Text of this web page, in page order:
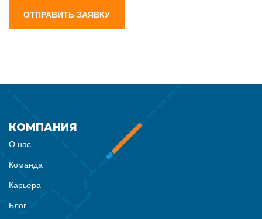
ОТПРАВИТЬ ЗАЯВКУ
КОМПАНИЯ
О нас
Команда
Карьера
Блог